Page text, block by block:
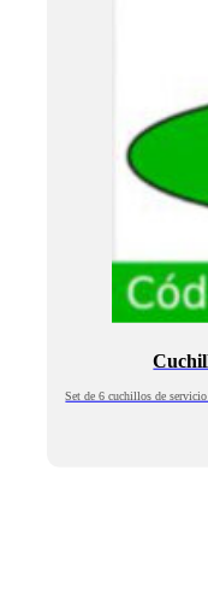
Set de 6 cuchillos de